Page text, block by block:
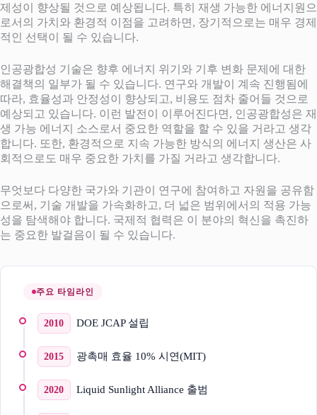
제성이 향상될 것으로 예상됩니다. 특히 재생 가능한 에너지원으
로서의 가치와 환경적 이점을 고려하면, 장기적으로는 매우 경제
적인 선택이 될 수 있습니다.
인공광합성 기술은 향후 에너지 위기와 기후 변화 문제에 대한
해결책의 일부가 될 수 있습니다. 연구와 개발이 계속 진행됨에
따라, 효율성과 안정성이 향상되고, 비용도 점차 줄어들 것으로
예상되고 있습니다. 이런 발전이 이루어진다면, 인공광합성은 재
생 가능 에너지 소스로서 중요한 역할을 할 수 있을 거라고 생각
합니다. 또한, 환경적으로 지속 가능한 방식의 에너지 생산은 사
회적으로도 매우 중요한 가치를 가질 거라고 생각합니다.
무엇보다 다양한 국가와 기관이 연구에 참여하고 자원을 공유함
으로써, 기술 개발을 가속화하고, 더 넓은 범위에서의 적용 가능
성을 탐색해야 합니다. 국제적 협력은 이 분야의 혁신을 촉진하
는 중요한 발걸음이 될 수 있습니다.
주요 타임라인
2010 DOE JCAP 설립
2015 광촉매 효율 10% 시연(MIT)
2020 Liquid Sunlight Alliance 출범